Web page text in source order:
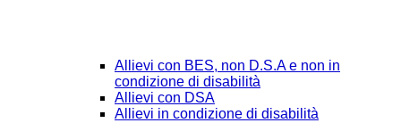
Allievi con BES, non D.S.A e non in
condizione di disabilità
Allievi con DSA
Allievi in condizione di disabilità